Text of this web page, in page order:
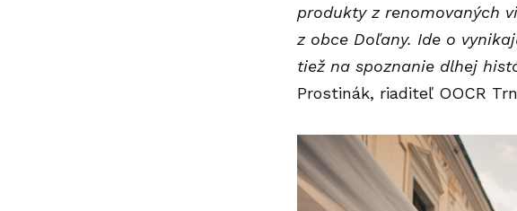
produkty z renomovaných
z obce Doľany. Ide o
tiež na spoznanie dlhej
Prostinák, riaditeľ OOCR